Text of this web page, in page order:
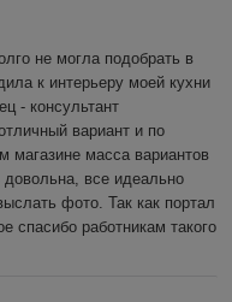
не могла подобрать в
к интерьеру моей кухни
- консультант
вариант и по
магазине масса вариантов
все идеально
фото. Так как портал
спасибо работникам такого